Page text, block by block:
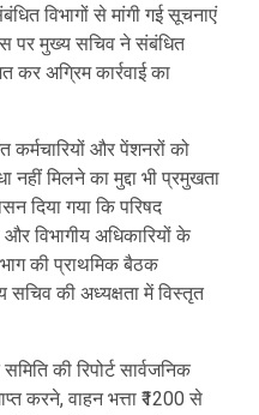
विभागों से मांगी गई सूचनाएं
पर मुख्य सचिव ने संबंधित
कर अग्रिम कार्रवाई का
कर्मचारियों और पेंशनरों को
नहीं मिलने का मुद्दा भी प्रमुखता
दिया गया कि परिषद
और विभागीय अधिकारियों के
की प्राथमिक बैठक
की अध्यक्षता में विस्तृत
की रिपोर्ट सार्वजनिक
करने, वाहन भत्ता ₹1200 से